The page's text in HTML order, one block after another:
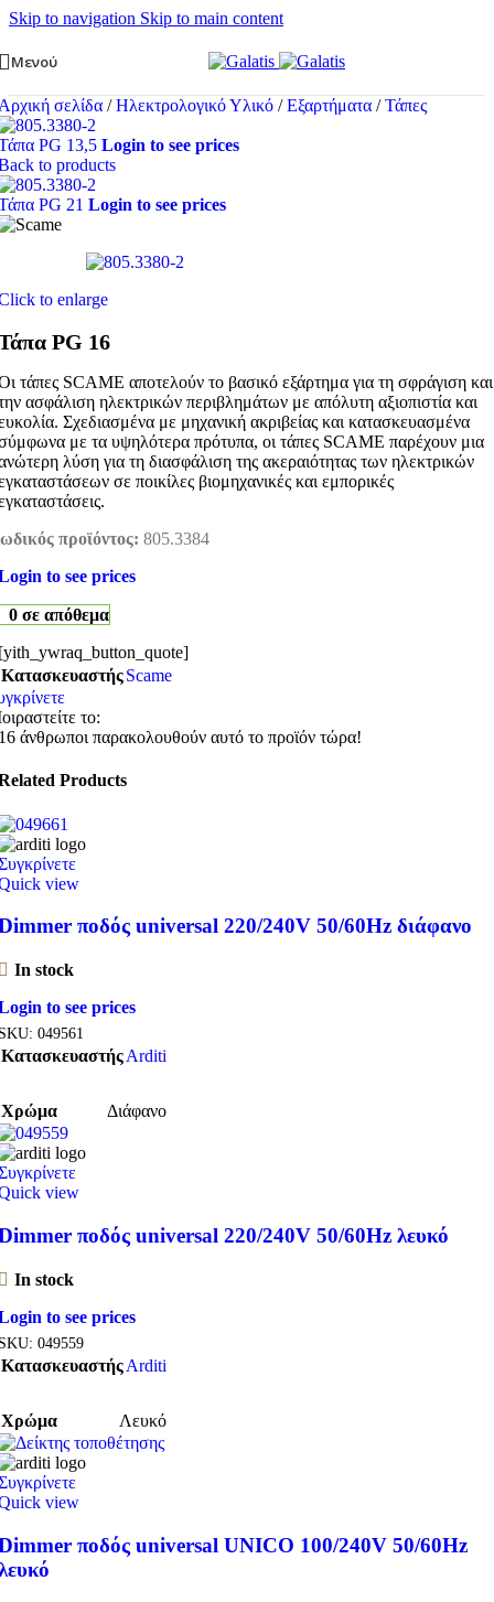
Skip to navigation Skip to main content
Μενού
σελίδα / Ηλεκτρολογικό Υλικό / Εξαρτήματα / Τάπες
PG 13,5 Login to see prices
to products
PG 21 Login to see prices
to enlarge
PG 16
τάπες SCAME αποτελούν το βασικό εξάρτημα για τη σφράγιση και
ασφάλιση ηλεκτρικών περιβλημάτων με απόλυτη αξιοπιστία και
Σχεδιασμένα με μηχανική ακριβείας και κατασκευασμένα
με τα υψηλότερα πρότυπα, οι τάπες SCAME παρέχουν μια
λύση για τη διασφάλιση της ακεραιότητας των ηλεκτρικών
σε ποικίλες βιομηχανικές και εμπορικές
προϊόντος: 805.3384
to see prices
0 σε απόθεμα
ΚατασκευαστήςScame
το:
άνθρωποι παρακολουθούν αυτό το προϊόν τώρα!
Products
view
ποδός universal 220/240V 50/60Hz διάφανο
In stock
to see prices
049561
ΚατασκευαστήςArditi
Χρώμα Διάφανο
view
ποδός universal 220/240V 50/60Hz λευκό
In stock
to see prices
049559
ΚατασκευαστήςArditi
Χρώμα Λευκό
view
ποδός universal UNICO 100/240V 50/60Hz